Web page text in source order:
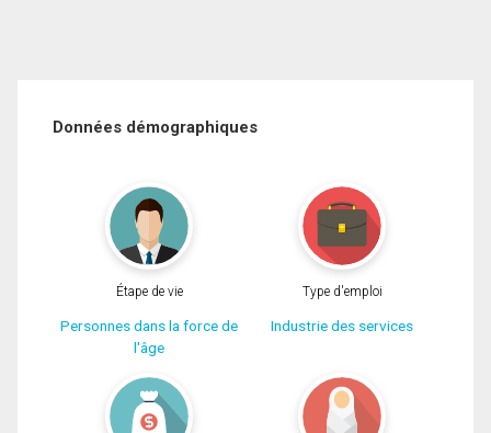
Données démographiques
Étape de vie
Personnes dans la force de
l'âge
Type d'emploi
Industrie des services